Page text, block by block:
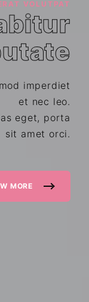
VOLUTPAT
imperdiet
et nec leo.
eget, porta
sit amet orci.
MORE